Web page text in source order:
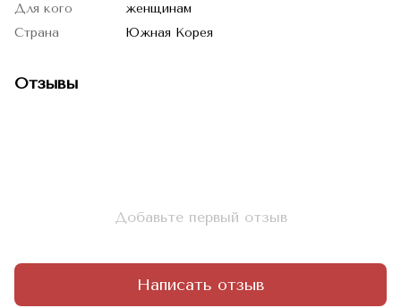
Для кого
женщинам
Страна
Южная Корея
Отзывы
Добавьте первый отзыв
Написать отзыв